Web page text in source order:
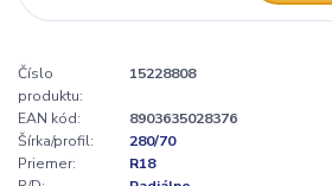
Číslo
produktu:
15228808
EAN kód:
8903635028376
Šírka/profil:
280/70
Priemer:
R18